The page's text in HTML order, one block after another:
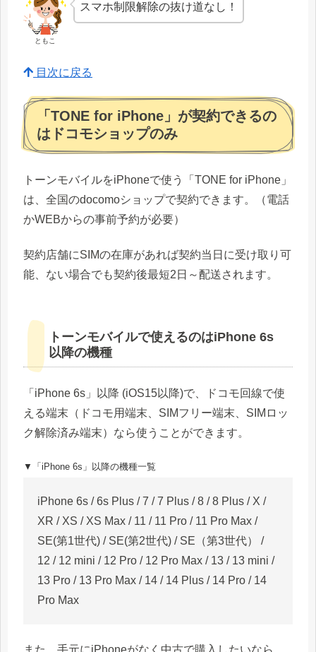
ともこ
スマホ制限解除の抜け道なし！
目次に戻る
「TONE for iPhone」が契約できるの
はドコモショップのみ
トーンモバイルをiPhoneで使う「TONE for iPhone」
は、全国のdocomoショップで契約できます。（電話
かWEBからの事前予約が必要）
契約店舗にSIMの在庫があれば契約当日に受け取り可
能、ない場合でも契約後最短2日～配送されます。
トーンモバイルで使えるのはiPhone 6s
以降の機種
「iPhone 6s」以降 (iOS15以降)で、ドコモ回線で使
える端末（ドコモ用端末、SIMフリー端末、SIMロッ
ク解除済み端末）なら使うことができます。
▼「iPhone 6s」以降の機種一覧
iPhone 6s / 6s Plus / 7 / 7 Plus / 8 / 8 Plus / X /
XR / XS / XS Max / 11 / 11 Pro / 11 Pro Max /
SE(第1世代) / SE(第2世代) / SE（第3世代） /
12 / 12 mini / 12 Pro / 12 Pro Max / 13 / 13 mini /
13 Pro / 13 Pro Max / 14 / 14 Plus / 14 Pro / 14
Pro Max
また、手元にiPhoneがなく中古で購入したいなら、